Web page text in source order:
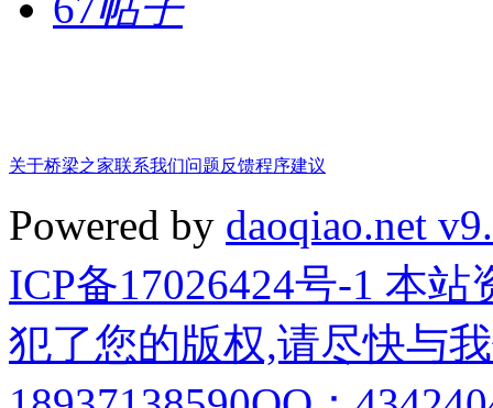
关于桥梁之家联系我们问题反馈程序建议
Powered by daoqiao.net
ICP备17026424号-1 本
犯了您的版权,请尽快与